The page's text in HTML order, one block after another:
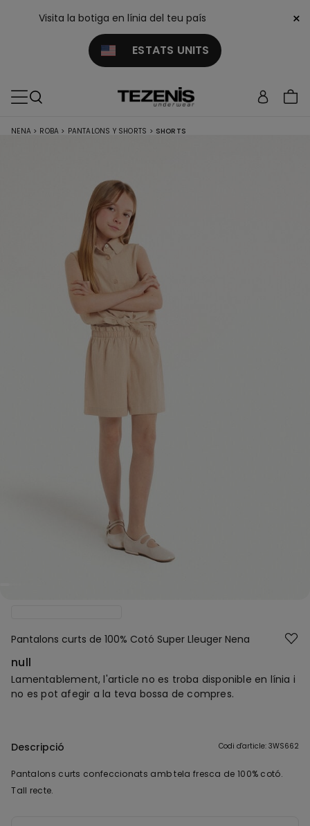
Visita la botiga en línia del teu país
ESTATS UNITS
×
NENA > ROBA > PANTALONS Y SHORTS > SHORTS
Pantalons curts de 100% Cotó Super Lleuger Nena
null
Lamentablement, l'article no es troba disponible en línia i
no es pot afegir a la teva bossa de compres.
Descripció Codi d'article: 3WS662
Pantalons curts confeccionats amb tela fresca de 100% cotó.
Tall recte.